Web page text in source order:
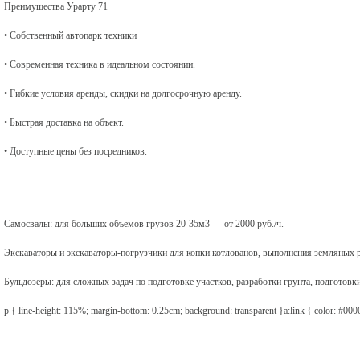
Преимущества Урарту 71
• Собственный автопарк техники
• Современная техника в идеальном состоянии.
• Гибкие условия аренды, скидки на долгосрочную аренду.
• Быстрая доставка на объект.
• Доступные цены без посредников.
Самосвалы: для больших объемов грузов 20-35м3 — от 2000 руб./ч.
Экскаваторы и экскаваторы-погрузчики для копки котлованов, выполнения
Бульдозеры: для сложных задач по подготовке участков, разработки грунта,
p { line-height: 115%; margin-bottom: 0.25cm; background: transparent }a:link { color: